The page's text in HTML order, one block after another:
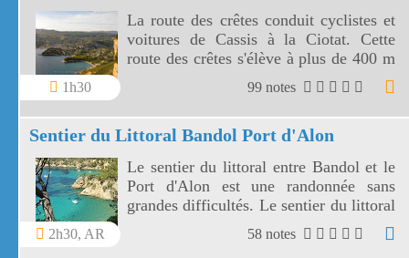
1h30
La route des crêtes conduit cyclistes et
voitures de Cassis à la Ciotat. Cette
route des crêtes s'élève à plus de 400 m
et surplombe la mer au travers plusieurs
99 notes
Sentier du Littoral Bandol Port d'Alon
2h30, AR
Le sentier du littoral entre Bandol et le
Port d'Alon est une randonnée sans
grandes difficultés. Le sentier du littoral
Bandol Port d'Alon offre des paysages
58 notes